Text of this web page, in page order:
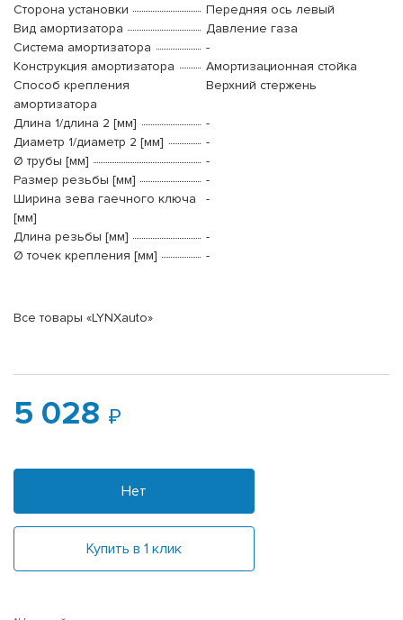
Сторона установки
Передняя ось левый
Вид амортизатора
Давление газа
Система амортизатора
-
Конструкция амортизатора
Амортизационная стойка
Способ крепления
амортизатора
Верхний стержень
Длина 1/длина 2 [мм]
-
Диаметр 1/диаметр 2 [мм]
-
Ø трубы [мм]
-
Размер резьбы [мм]
-
Ширина зева гаечного ключа
[мм]
-
Длина резьбы [мм]
-
Ø точек крепления [мм]
-
Все товары «LYNXauto»
5 028
Нет
Купить в 1 клик